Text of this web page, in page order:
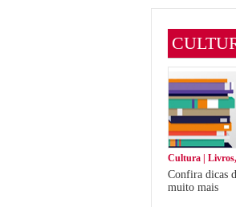
Cultura |
Confira dicas
muito mais